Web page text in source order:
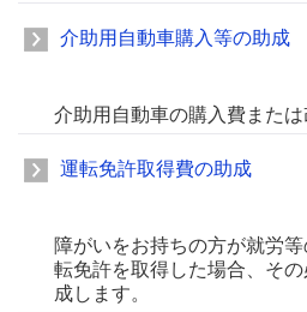
介助用自動車購入等の助成
介助用自動車の購入費または
運転免許取得費の助成
障がいをお持ちの方が就労
転免許を取得した場合、そ
成します。